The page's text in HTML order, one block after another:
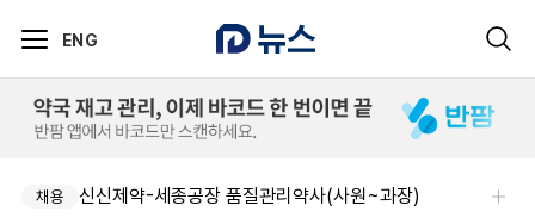
ENG
채용 신신제약-세종공장 품질관리약사(사원~과장)